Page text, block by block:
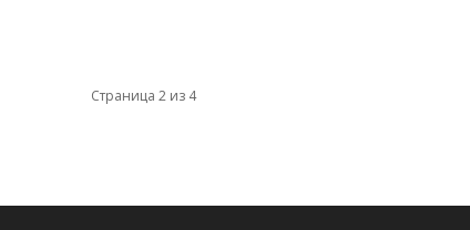
Страница 2 из 4